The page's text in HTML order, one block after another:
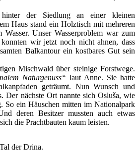
der Siedlung an einer kleinen
Haus stand ein Holztisch mit mehreren
Unser Wasserproblem war zum
wir jetzt noch nicht ahnen, dass
Balkantour ein kostbares Gut sein
Mischwald über steinige Forstwege.
Naturgenuss“ laut Anne. Sie hatte
geträumt. Nun Wunsch und
Der nächste Ort nannte sich Osluša, wie
So ein Häuschen mitten im Nationalpark
deren Besitzer mussten auch etwas
die Prachtbauten kaum leisten.
der Drina.